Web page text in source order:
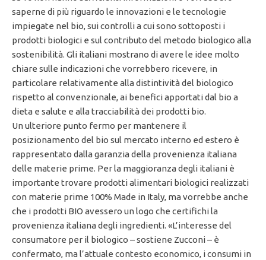
saperne di più riguardo le innovazioni e le tecnologie
impiegate nel bio, sui controlli a cui sono sottoposti i
prodotti biologici e sul contributo del metodo biologico alla
sostenibilità. Gli italiani mostrano di avere le idee molto
chiare sulle indicazioni che vorrebbero ricevere, in
particolare relativamente alla distintività del biologico
rispetto al convenzionale, ai benefici apportati dal bio a
dieta e salute e alla tracciabilità dei prodotti bio.
Un ulteriore punto fermo per mantenere il
posizionamento del bio sul mercato interno ed estero è
rappresentato dalla garanzia della provenienza italiana
delle materie prime. Per la maggioranza degli italiani è
importante trovare prodotti alimentari biologici realizzati
con materie prime 100% Made in Italy, ma vorrebbe anche
che i prodotti BIO avessero un logo che certifichi la
provenienza italiana degli ingredienti. «L’interesse del
consumatore per il biologico – sostiene Zucconi – è
confermato, ma l’attuale contesto economico, i consumi in